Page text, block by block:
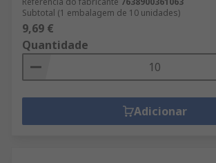
Subtotal (1 embalagem de 10 unidades)
9,69 €
Quantidade
Adicionar